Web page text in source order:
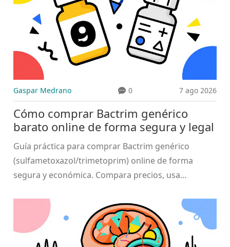
Gaspar Medrano 0 7 ago 2026
Cómo comprar Bactrim genérico
barato online de forma segura y legal
Guía práctica para comprar Bactrim genérico
(sulfametoxazol/trimetoprim) online de forma
segura y económica. Compara precios, usa